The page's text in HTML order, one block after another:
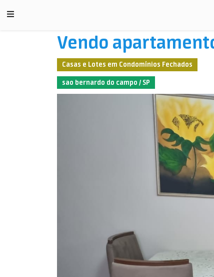
Vendo
Casas e Lotes em Condomínios Fechados
sao bernardo do campo / SP